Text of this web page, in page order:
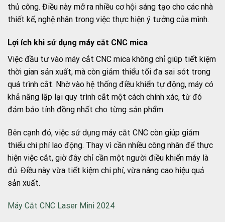
thủ công. Điều này mở ra nhiều cơ hội sáng tạo cho các nhà
thiết kế, nghệ nhân trong việc thực hiện ý tưởng của mình.
Lợi ích khi sử dụng máy cắt CNC mica
Việc đầu tư vào máy cắt CNC mica không chỉ giúp tiết kiệm
thời gian sản xuất, mà còn giảm thiểu tối đa sai sót trong
quá trình cắt. Nhờ vào hệ thống điều khiển tự động, máy có
khả năng lặp lại quy trình cắt một cách chính xác, từ đó
đảm bảo tính đồng nhất cho từng sản phẩm.
Bên cạnh đó, việc sử dụng máy cắt CNC còn giúp giảm
thiểu chi phí lao động. Thay vì cần nhiều công nhân để thực
hiện việc cắt, giờ đây chỉ cần một người điều khiển máy là
đủ. Điều này vừa tiết kiệm chi phí, vừa nâng cao hiệu quả
sản xuất.
Máy Cắt CNC Laser Mini 2024